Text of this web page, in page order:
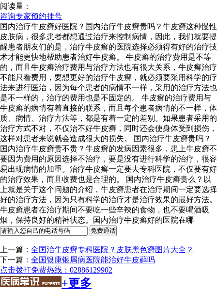
阅读量：
咨询专家预约挂号
国内治疗牛皮癣好医院？国内治疗牛皮癣贵吗？牛皮癣这种慢性
皮肤病，很多患者都想通过治疗来控制病情，因此，我们就要提
醒患者朋友们的是，治疗牛皮癣的医院选择必须得有好的治疗技
术才能更快地帮助患者治好牛皮癣。 牛皮癣的治疗费用是不等
的，而且牛皮癣治疗费用与治疗方法也有很大关系，牛皮癣治疗
不能只看费用，要想更好的治疗牛皮癣，就必须要采用科学的疗
法来进行医治，因为每个患者的病情不一样，采用的治疗方法也
是不一样的，治疗的费用也是不固定的。 牛皮癣的治疗费用与
牛皮癣的病情有着直接的联系，而且每个患者病情的不一样，体
质、病情、治疗方法等，都是有着一定的差别。如果患者采用的
治疗方式不对，不仅治不好牛皮癣，同时还会使身体受到损伤，
这样对患者来说就会造成很大的损失。 国内治疗牛皮癣贵吗？
国内治疗牛皮癣贵不贵？牛皮癣的发病因素很多，患上牛皮癣不
要因为费用的原因选择不治疗，要是没有进行科学的治疗，很容
易出现病情的加重。治疗牛皮癣一定要去专科医院，不仅要有好
的治疗效果，而且收费也是合理的。 国内治疗牛皮癣贵么？以
上就是关于这个问题的介绍，牛皮癣患者在治疗期间一定要选择
好的治疗方法，因为只有科学的治疗才是治疗效果的最好方法。
牛皮癣患者在治疗期间不要吃一些辛辣的食物，也不要喝酒吸
烟，保持良好的精神状态。国内治疗牛皮癣好的医院在哪
上一篇： 全国治牛皮癣专科医院？皮肤黑色癣图片大全？
下一篇： 全国银康银屑病医院能治好牛皮藓吗
点击拨打免费热线：02886129902
+更多